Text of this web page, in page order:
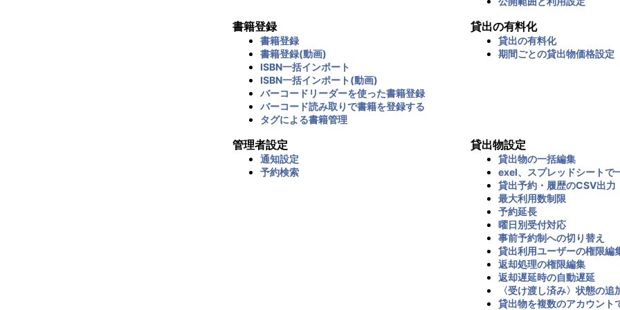
書籍登録
書籍登録
書籍登録(動画)
ISBN一括インポート
ISBN一括インポート(動画)
バーコードリーダーを使った書籍登録
バーコード読み取りで書籍を登録する
タグによる書籍管理
貸出の有料化
貸出の有料化
期間ごとの貸出物価格設定
管理者設定
通知設定
予約検索
貸出物設定
貸出物の一括編集
exel、スプレッドシートで
貸出予約・履歴のCSV出力
最大利用数制限
予約延長
曜日別受付対応
事前予約制への切り替え
貸出利用ユーザーの権限編
返却処理の権限編集
返却遅延時の自動遅延
〈受け渡し済み〉状態の追
貸出物を複数のアカウント